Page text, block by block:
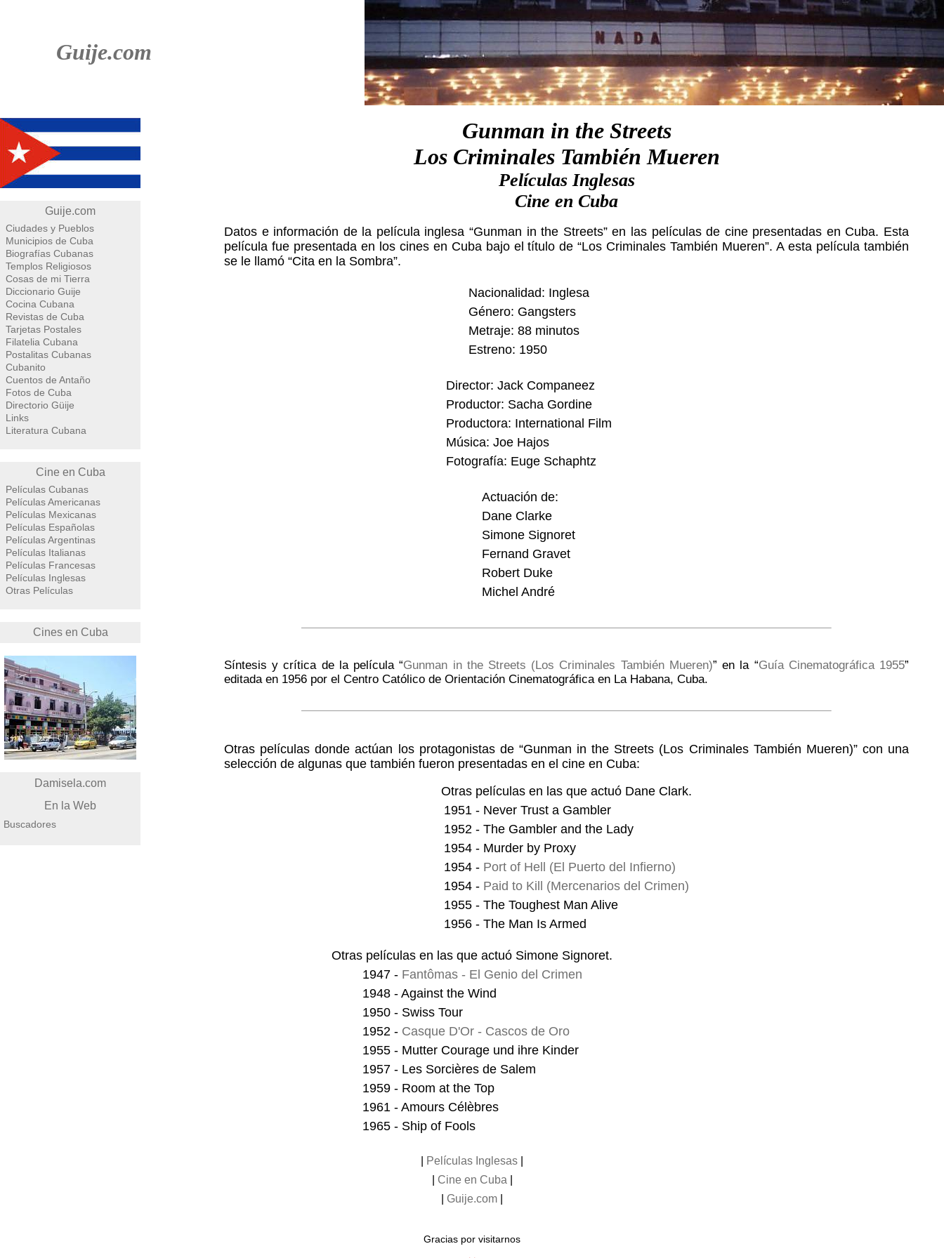
Guije.com
Guije.com
Ciudades y Pueblos
Municipios de Cuba
Biografías Cubanas
Templos Religiosos
Cosas de mi Tierra
Diccionario Guije
Cocina Cubana
Revistas de Cuba
Tarjetas Postales
Filatelia Cubana
Postalitas Cubanas
Cubanito
Cuentos de Antaño
Fotos de Cuba
Directorio Güije
Links
Literatura Cubana
Cine en Cuba
Películas Cubanas
Películas Americanas
Películas Mexicanas
Películas Españolas
Películas Argentinas
Películas Italianas
Películas Francesas
Películas Inglesas
Otras Películas
Cines en Cuba
Damisela.com
En la Web
Buscadores
Gunman in the Streets
Los Criminales También Mueren
Películas Inglesas
Cine en Cuba
Datos e información de la película inglesa “Gunman in the Streets” en las películas de cine presentadas en Cuba. Esta
película fue presentada en los cines en Cuba bajo el título de “Los Criminales También Mueren”. A esta película también
se le llamó “Cita en la Sombra”.
Nacionalidad: Inglesa
Género: Gangsters
Metraje: 88 minutos
Estreno: 1950
Director: Jack Companeez
Productor: Sacha Gordine
Productora: International Film
Música: Joe Hajos
Fotografía: Euge Schaphtz
Actuación de:
Dane Clarke
Simone Signoret
Fernand Gravet
Robert Duke
Michel André
Síntesis y crítica de la película “Gunman in the Streets (Los Criminales También Mueren)” en la “Guía Cinematográfica 1955”
editada en 1956 por el Centro Católico de Orientación Cinematográfica en La Habana, Cuba.
Otras películas donde actúan los protagonistas de “Gunman in the Streets (Los Criminales También Mueren)” con una
selección de algunas que también fueron presentadas en el cine en Cuba:
Otras películas en las que actuó Dane Clark.
1951 - Never Trust a Gambler
1952 - The Gambler and the Lady
1954 - Murder by Proxy
1954 - Port of Hell (El Puerto del Infierno)
1954 - Paid to Kill (Mercenarios del Crimen)
1955 - The Toughest Man Alive
1956 - The Man Is Armed
Otras películas en las que actuó Simone Signoret.
1947 - Fantômas - El Genio del Crimen
1948 - Against the Wind
1950 - Swiss Tour
1952 - Casque D'Or - Cascos de Oro
1955 - Mutter Courage und ihre Kinder
1957 - Les Sorcières de Salem
1959 - Room at the Top
1961 - Amours Célèbres
1965 - Ship of Fools
Películas Inglesas
Cine en Cuba
Guije.com
Gracias por visitarnos